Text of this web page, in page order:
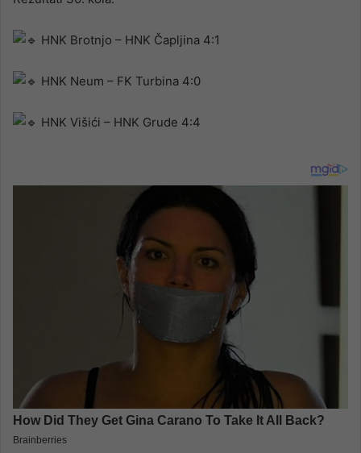
HNK Brotnjo – HNK Čapljina 4:1
HNK Neum – FK Turbina 4:0
HNK Višići – HNK Grude 4:4